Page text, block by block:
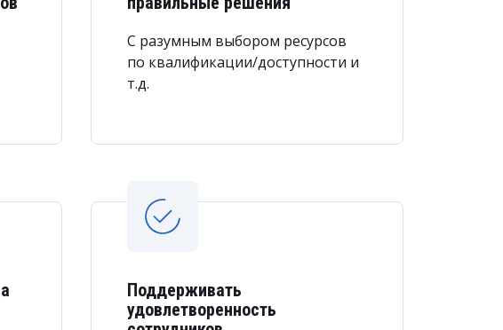
навыки и рабочие графики. Оно интегрируется с
С разумным выбором ресурсов
по квалификации/доступности и
т.д.
Поддерживать
удовлетворенность